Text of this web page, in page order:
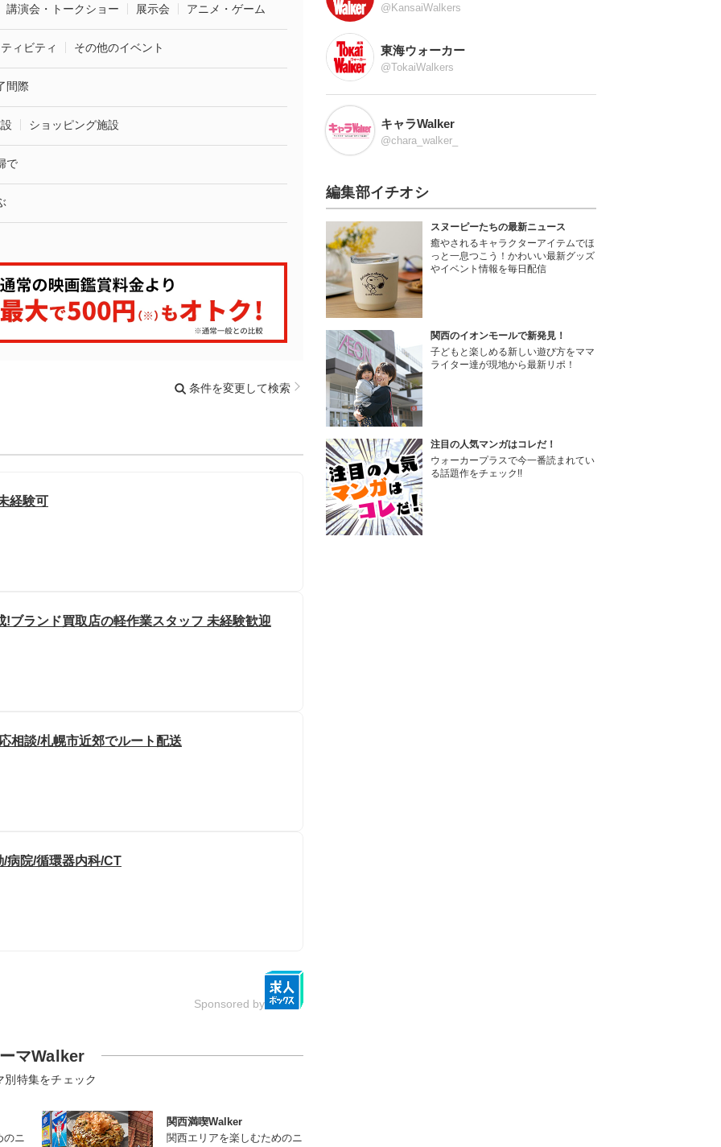
講演会・トークショー 展示会 アニメ・ゲーム
ィビティ その他のイベント
間際
ショッピング施設
で
条件を変更して検索
経験可
ブランド買取店の軽作業スタッフ 未経験歓迎
相談/札幌市近郊でルート配送
病院/循環器内科/CT
Sponsored by
マWalker
別特集をチェック
のニ
関西満喫Walker
関西エリアを楽しむためのニ
@KansaiWalkers
東海ウォーカー
@TokaiWalkers
キャラWalker
@chara_walker_
編集部イチオシ
スヌーピーたちの最新ニュース
癒やされるキャラクターアイテムでほ
っと一息つこう！かわいい最新グッズ
やイベント情報を毎日配信
関西のイオンモールで新発見！
子どもと楽しめる新しい遊び方をママ
ライター達が現地から最新リポ！
注目の人気マンガはコレだ！
ウォーカープラスで今一番読まれてい
る話題作をチェック!!